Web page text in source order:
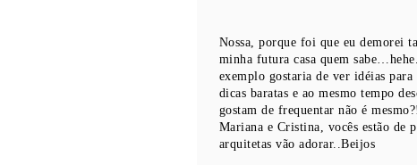
Nossa, porque foi que eu demorei
minha futura casa quem
exemplo gostaria de ver idéias
dicas baratas e ao mesmo tempo
gostam de frequentar não é mesmo?!
Mariana e Cristina, vocês estão de
arquitetas vão adorar..Beijos